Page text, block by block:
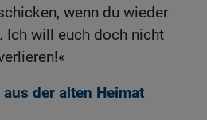
wenn du wieder
Ich will euch doch nicht
der alten Heimat